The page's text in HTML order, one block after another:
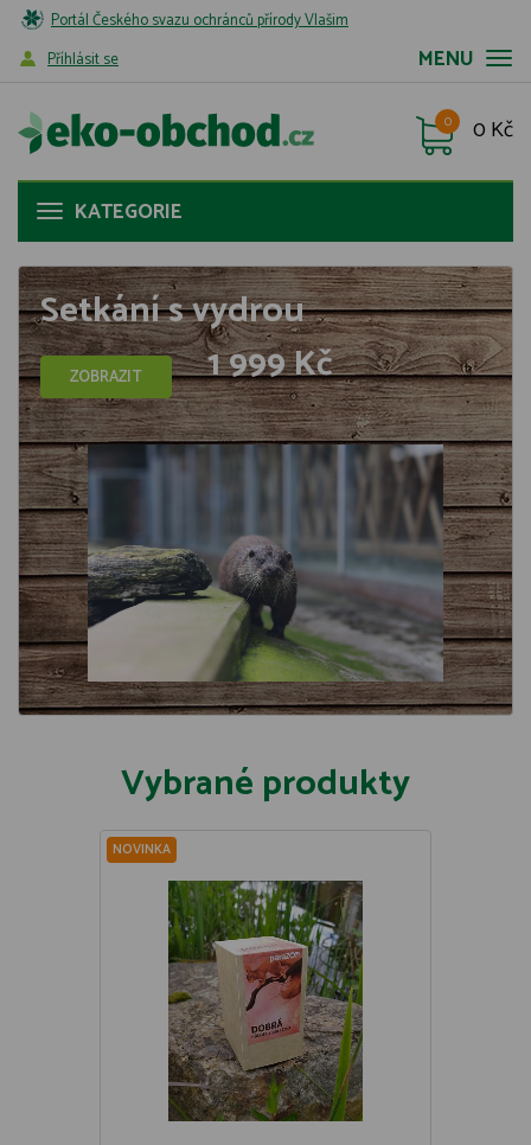
Portál Českého svazu ochránců přírody Vlašim
MENU
Příhlásit se
0 Kč
0
KATEGORIE
Setkání s vydrou
ZOBRAZIT 1 999 Kč
Vybrané produkty
NOVINKA